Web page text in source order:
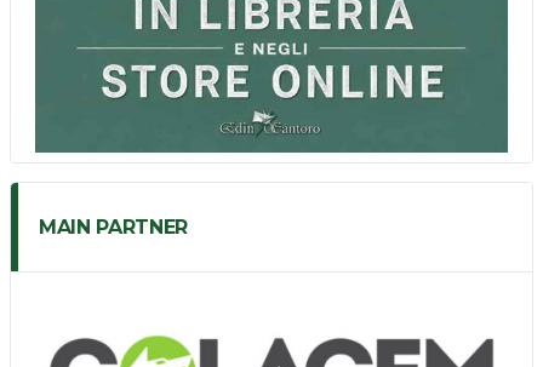
MAIN PARTNER